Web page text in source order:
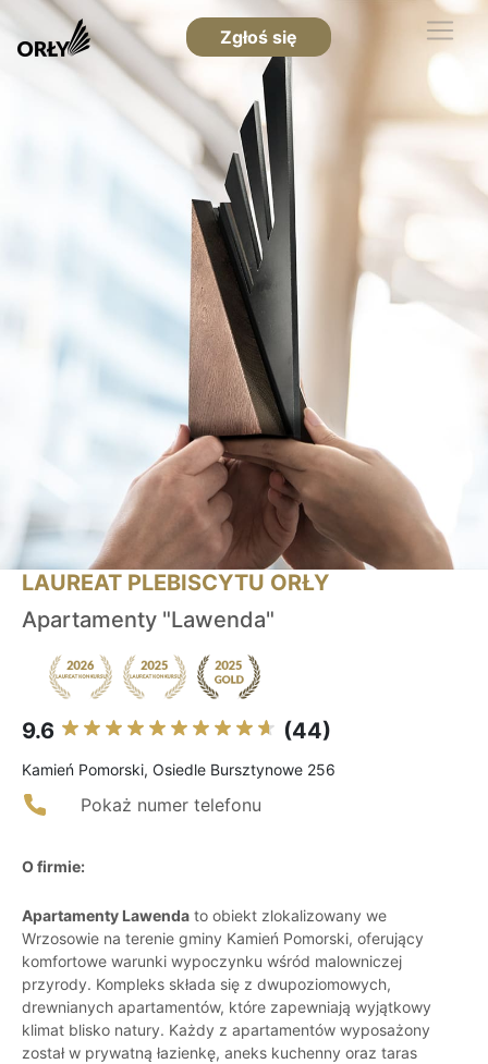
Zgłoś się
LAUREAT PLEBISCYTU ORŁY
Apartamenty "Lawenda"
9.6 (44)
Kamień Pomorski, Osiedle Bursztynowe 256
Pokaż numer telefonu
O firmie:
Apartamenty Lawenda to obiekt zlokalizowany we
Wrzosowie na terenie gminy Kamień Pomorski, oferujący
komfortowe warunki wypoczynku wśród malowniczej
przyrody. Kompleks składa się z dwupoziomowych,
drewnianych apartamentów, które zapewniają wyjątkowy
klimat blisko natury. Każdy z apartamentów wyposażony
został w prywatną łazienkę, aneks kuchenny oraz taras